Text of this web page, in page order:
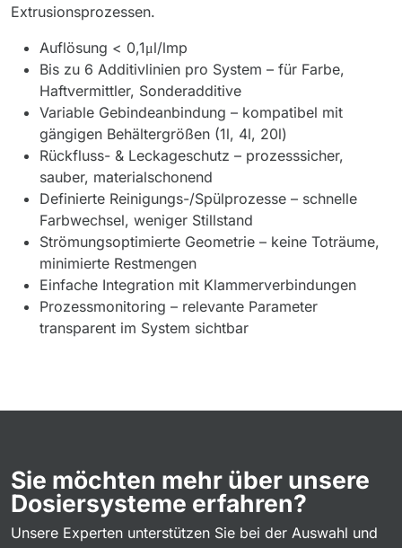
Extrusionsprozessen.
Auflösung < 0,1μl/lmp
Bis zu 6 Additivlinien pro System – für Farbe,
Haftvermittler, Sonderadditive
Variable Gebindeanbindung – kompatibel mit
gängigen Behältergrößen (1l, 4l, 20l)
Rückfluss- & Leckageschutz – prozesssicher,
sauber, materialschonend
Definierte Reinigungs-/Spülprozesse – schnelle
Farbwechsel, weniger Stillstand
Strömungsoptimierte Geometrie – keine Toträume,
minimierte Restmengen
Einfache Integration mit Klammerverbindungen
Prozessmonitoring – relevante Parameter
transparent im System sichtbar
Sie möchten mehr über unsere
Dosiersysteme erfahren?
Unsere Experten unterstützen Sie bei der Auswahl und